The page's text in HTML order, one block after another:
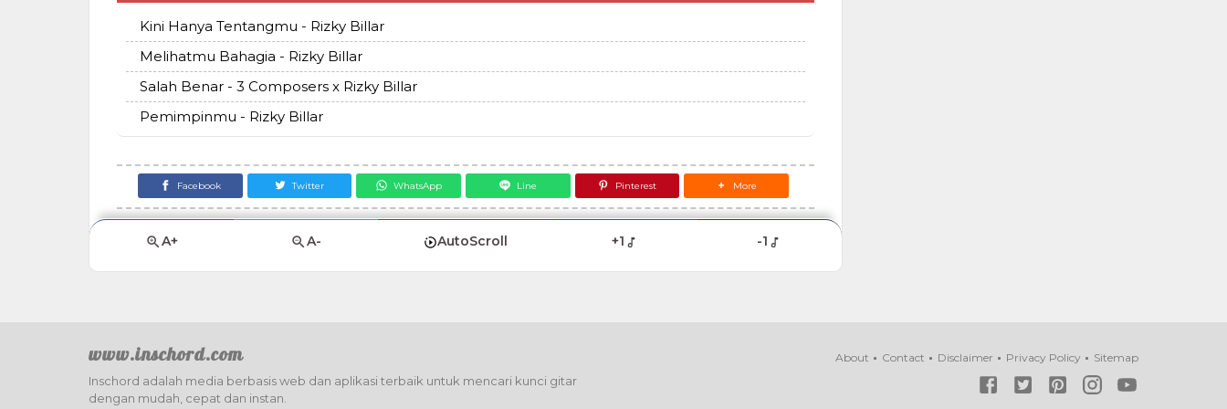
Kini Hanya Tentangmu - Rizky Billar
Melihatmu Bahagia - Rizky Billar
Salah Benar - 3 Composers x Rizky Billar
Pemimpinmu - Rizky Billar
Facebook Twitter WhatsApp Line Pinterest More
A+ A- AutoScroll +1 -1
www.inschord.com
Inschord adalah media berbasis web dan aplikasi terbaik untuk mencari kunci gitar
dengan mudah, cepat dan instan.
About Contact Disclaimer Privacy Policy Sitemap